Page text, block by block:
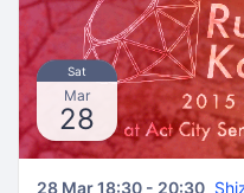
Sat
Mar
28
28 Mar 18:30 - 20:30